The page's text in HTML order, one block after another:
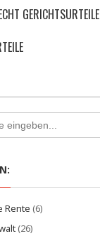
GERICHTSURTEILE
Rente (6)
(26)